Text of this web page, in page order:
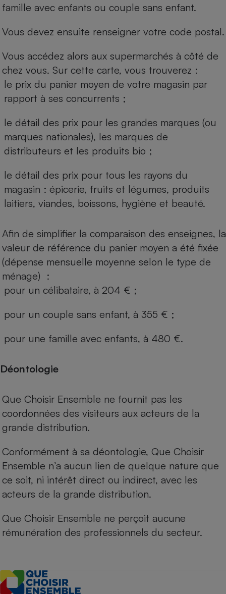
famille avec enfants ou couple sans enfant.
Vous devez ensuite renseigner votre code postal.
Vous accédez alors aux supermarchés à côté de
chez vous. Sur cette carte, vous trouverez :
le prix du panier moyen de votre magasin par
rapport à ses concurrents ;
le détail des prix pour les grandes marques (ou
marques nationales), les marques de
distributeurs et les produits bio ;
le détail des prix pour tous les rayons du
magasin : épicerie, fruits et légumes, produits
laitiers, viandes, boissons, hygiène et beauté.
Afin de simplifier la comparaison des enseignes, la
valeur de référence du panier moyen a été fixée
(dépense mensuelle moyenne selon le type de
ménage) :
pour un célibataire, à 204 € ;
pour un couple sans enfant, à 355 € ;
pour une famille avec enfants, à 480 €.
Déontologie
Que Choisir Ensemble ne fournit pas les
coordonnées des visiteurs aux acteurs de la
grande distribution.
Conformément à sa déontologie, Que Choisir
Ensemble n’a aucun lien de quelque nature que
ce soit, ni intérêt direct ou indirect, avec les
acteurs de la grande distribution.
Que Choisir Ensemble ne perçoit aucune
rémunération des professionnels du secteur.